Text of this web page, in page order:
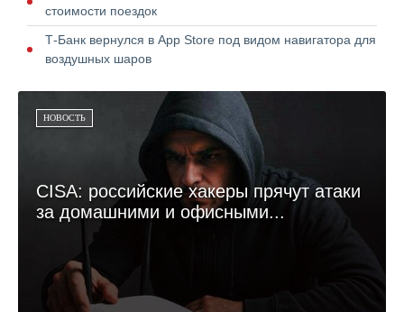
стоимости поездок
Т-Банк вернулся в App Store под видом навигатора для
воздушных шаров
НОВОСТЬ
CISA: российские хакеры прячут атаки
за домашними и офисными...